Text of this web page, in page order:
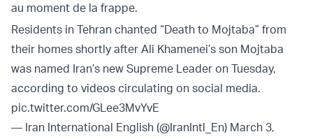
au moment de la frappe.
Residents in Tehran chanted “Death to Mojtaba” from
their homes shortly after Ali Khamenei’s son Mojtaba
was named Iran’s new Supreme Leader on Tuesday,
according to videos circulating on social media.
pic.twitter.com/GLee3MvYvE
— Iran International English (@IranIntl_En) March 3,